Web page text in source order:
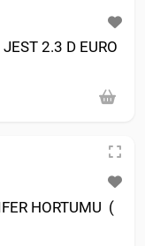
2.3 D EURO
HORTUMU (